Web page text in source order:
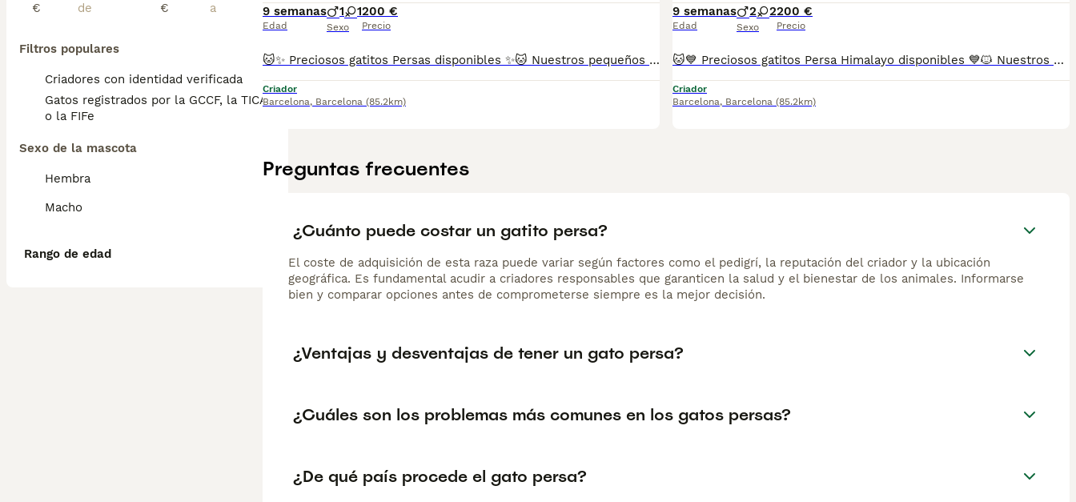
€
€
Filtros populares
Criadores con identidad verificada
Gatos registrados por la GCCF, la TICA
o la FIFe
Sexo de la mascota
Hembra
Macho
Rango de edad
9 semanas
Edad
1 1
Sexo
200 €
Precio
🐱✨ Preciosos gatitos Persas disponibles ✨🐱 Nuestros pequeños están libres de enfermedades genéticas, criados con mucho amor 💕 en un ambiente familiar 🏡. Son muy sociables y cariñosos, ¡te van a enamorar en cuanto los conozcas! 😻 Criamos distintas variedades de color de esta increíble raza, Tricolor, Carey, Red/Blue point, etc. 📋 Se entregan con: ✅ Dos vacunas ✅ Dos desparasitaciones ✅ Revisión veterinaria completa ✅ Cartilla sanitaria y contrato ✅ Microchip incluido 📍Puedes venir a verlos sin ningún compromiso de compra, ¡será un placer recibirte! 🐾 (FOTOS REALES DE NUESTROS ESPECTACULARES GATITOS PERSAS, NADA DE MULTICRIADEROS NI FOTOS SACADAS DE INTERNET) Se pueden enviar a cualquier parte de España 🚚 RESERVA MÍNIMA 200€ 📞 Atiendo por teléfono y WhatsApp. 💖 Gatitos muy chatitos, adorables y listos para llenar tu hogar de amor y ronroneos.
Criador
Barcelona, Barcelona (85.2km)
9 semanas
Edad
2 2
Sexo
200 €
Precio
🐱💙 Preciosos gatitos Persa Himalayo disponibles 💙🐱 Nuestros gatitos Persa Himalayo crecen en un entorno familiar 🏡, rodeados de cariño, atención y los mejores cuidados desde sus primeros días de vida. Son pequeños muy dulces, tranquilos y cariñosos, acostumbrados al contacto humano y perfectamente socializados. 😻 ✨ El Persa Himalayo destaca por su espectacular pelaje, sus preciosos ojos azules y su carácter afable y tranquilo, convirtiéndose en un compañero ideal para cualquier hogar. 📋 Se entregan con: ✅ Vacunas correspondientes a su edad ✅ Desparasitaciones al día ✅ Revisión veterinaria completa 🩺 ✅ Cartilla sanitaria ✅ Microchip incluido ✅ Contrato de garantía 📍 Puedes venir a conocerlos sin ningún compromiso. Estaremos encantados de mostrarte a nuestros pequeños y ayudarte a encontrar el compañero perfecto. 🐾 📸 Fotografías 100% reales de nuestros gatitos. No utilizamos imágenes de internet ni somos multicriadero. 🚚 Posibilidad de envío a toda España mediante transporte especializado para mascotas. 📞 Información y reservas por teléfono o WhatsApp RESERVA MÍNIMA 200€ 💖 Gatitos sanos, mimados y criados con mucho amor, listos para formar parte de una familia que les brinde el cariño que merecen. Sus impresionantes ojos azules y su carácter encantador harán que te enamores de ellos desde el primer momento. ✨🐱
Criador
Barcelona, Barcelona (85.2km)
Preguntas frecuentes
¿Cuánto puede costar un gatito persa?
El coste de adquisición de esta raza puede variar según factores como el pedigrí, la reputación del criador y la ubicación
geográfica. Es fundamental acudir a criadores responsables que garanticen la salud y el bienestar de los animales. Informarse
bien y comparar opciones antes de comprometerse siempre es la mejor decisión.
¿Ventajas y desventajas de tener un gato persa?
¿Cuáles son los problemas más comunes en los gatos persas?
¿De qué país procede el gato persa?